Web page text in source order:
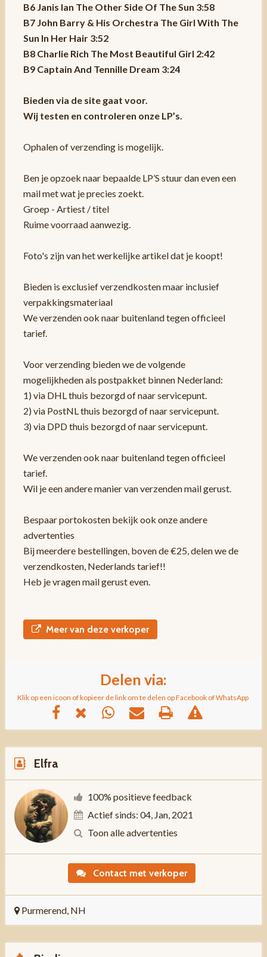
B6 Janis Ian The Other Side Of The Sun 3:58
B7 John Barry & His Orchestra The Girl With The
Sun In Her Hair 3:52
B8 Charlie Rich The Most Beautiful Girl 2:42
B9 Captain And Tennille Dream 3:24
Bieden via de site gaat voor.
Wij testen en controleren onze LP’s.
Ophalen of verzending is mogelijk.
Ben je opzoek naar bepaalde LP’S stuur dan even een
mail met wat je precies zoekt.
Groep - Artiest / titel
Ruime voorraad aanwezig.
Foto's zijn van het werkelijke artikel dat je koopt!
Bieden is exclusief verzendkosten maar inclusief
verpakkingsmateriaal
We verzenden ook naar buitenland tegen officieel
tarief.
Voor verzending bieden we de volgende
mogelijkheden als postpakket binnen Nederland:
1) via DHL thuis bezorgd of naar servicepunt.
2) via PostNL thuis bezorgd of naar servicepunt.
3) via DPD thuis bezorgd of naar servicepunt.
We verzenden ook naar buitenland tegen officieel
tarief.
Wil je een andere manier van verzenden mail gerust.
Bespaar portokosten bekijk ook onze andere
advertenties
Bij meerdere bestellingen, boven de €25, delen we de
verzendkosten, Nederlands tarief!!
Heb je vragen mail gerust even.
Meer van deze verkoper
Delen via:
Klik op een icoon of kopieer de link om te delen op Facebook of WhatsApp
Elfra
100% positieve feedback
Actief sinds: 04, Jan, 2021
Toon alle advertenties
Contact met verkoper
Purmerend, NH